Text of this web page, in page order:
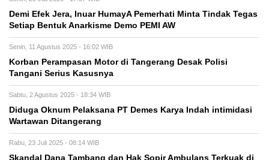
Demi Efek Jera, Inuar HumayA Pemerhati Minta Tindak Tegas
Setiap Bentuk Anarkisme Demo PEMI AW
Senin, 11 Agustus 2025 - 16:02 WIB
Korban Perampasan Motor di Tangerang Desak Polisi
Tangani Serius Kasusnya
Sabtu, 2 Agustus 2025 - 18:34 WIB
Diduga Oknum Pelaksana PT Demes Karya Indah intimidasi
Wartawan Ditangerang
Rabu, 23 Juli 2025 - 08:14 WIB
Skandal Dana Tambang dan Hak Sopir Ambulans Terkuak di